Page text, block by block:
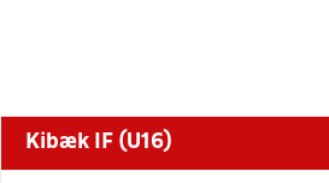
Kibæk IF (U16)